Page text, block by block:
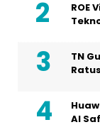
ROE
TN
Al